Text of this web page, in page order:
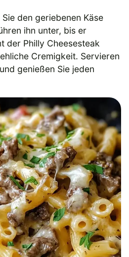
den geriebenen Käse
ihn unter, bis er
der Philly Cheesesteak
Cremigkeit. Servieren
genießen Sie jeden